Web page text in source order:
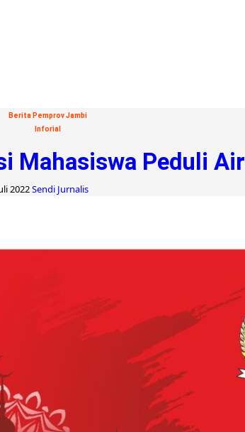
Berita Pemprov Jambi
Inforial
Mahasiswa Peduli Air
2022Sendi Jurnalis